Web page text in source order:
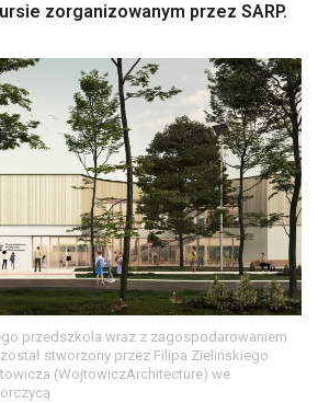
zorganizowanym przez SARP.
przedszkola wraz z zagospodarowaniem
stworzony przez Filipa Zielińskiego
(WojtowiczArchitecture) we